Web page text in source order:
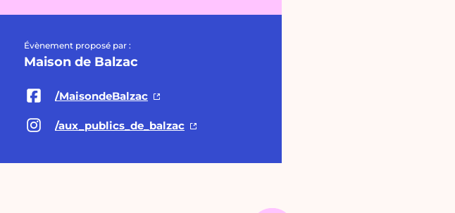
Évènement proposé par :
Maison de Balzac
/MaisondeBalzac
/aux_publics_de_balzac